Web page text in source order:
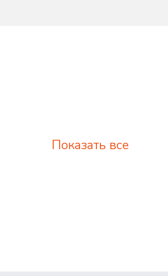
Показать все